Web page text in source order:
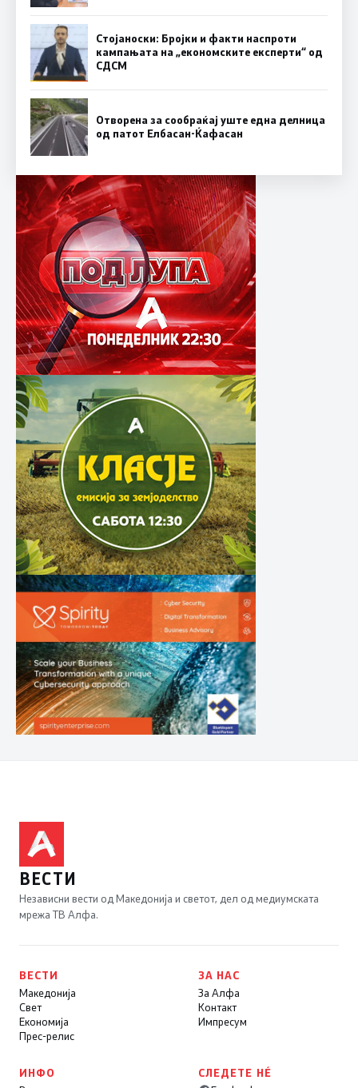
Стојаноски: Бројки и факти наспроти
кампањата на „економските експерти“ од
СДСM
Отворена за сообраќај уште една делница
од патот Елбасан-Ќафасан
ВЕСТИ
Независни вести од Македонија и светот, дел од медиумската
мрежа ТВ Алфа.
ВЕСТИ
Македонија
Свет
Економија
Прес-релис
ЗА НАС
За Алфа
Контакт
Импресум
ИНФО
СЛЕДЕТЕ НÉ